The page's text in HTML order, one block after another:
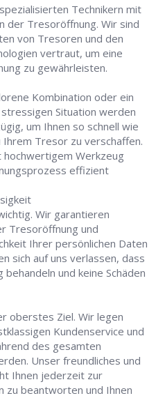
Technikern mit
der Tresoröffnung. Wir sind
von Tresoren und den
vertraut, um eine
zu gewährleisten.
Kombination oder ein
Situation werden
um Ihnen so schnell wie
Tresor zu verschaffen.
hochwertigem Werkzeug
effizient
Wir garantieren
Tresoröffnung und
Ihrer persönlichen Daten
sich auf uns verlassen, dass
und keine Schäden
oberstes Ziel. Wir legen
Kundenservice und
des gesamten
Unser freundliches und
Ihnen jederzeit zur
zu beantworten und Ihnen